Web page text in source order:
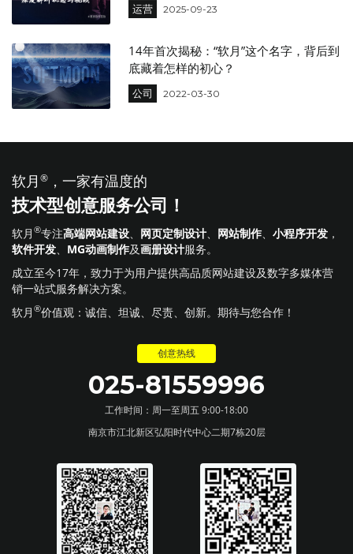
运营 2025-09-23
14年首次揭秘：“软月”这个名字，背后到
底藏着怎样的初心？
公司 2022-03-30
软月 ® ，一家有温度的
技术型创意服务公司！
软月 ®专注高端网站建设 网页定制设计 网站制作 小程序开发 ，
软件开发
MG动画制作及画册设计服务。
成立至今17年，致力于为用户提供高品质网站建设及数字多媒体营
销一站式服务解决方案。
软月 ®价值观：诚信、坦诚、尽责、创新。期待与您合作！
创意热线
025-81559996
工作时间：周一至周五 9:00-18:00
南京市江北新区弘阳时代中心二期7栋20层